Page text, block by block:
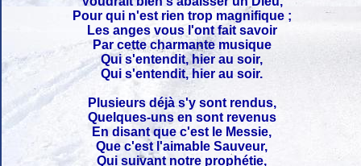
Pour qui n'est rien trop magnifique ;
Les anges vous l'ont fait savoir
Par cette charmante musique
Qui s'entendit, hier au soir,
Qui s'entendit, hier au soir.
Plusieurs déjà s'y sont rendus,
Quelques-uns en sont revenus
En disant que c'est le Messie,
Que c'est l'aimable Sauveur,
Qui suivant notre prophétie,